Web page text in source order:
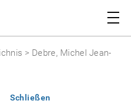
> Debre, Michel Jean-
Schließen